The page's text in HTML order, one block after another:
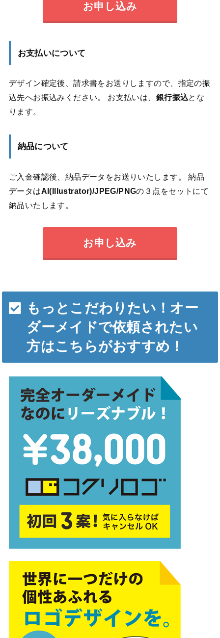
お申し込み
お支払いについて
デザイン確定後、請求書をお送りしますので、指定の振
込先へお振込みください。 お支払いは、 銀行振込とな
ります。
納品について
ご入金確認後、納品データをお送りいたします。 納品
データはAI(Illustrator)/JPEG/PNGの３点をセットにて
納品いたします。
お申し込み
もっとこだわりたい！オー
ダーメイドで依頼されたい
方はこちらがおすすめ！